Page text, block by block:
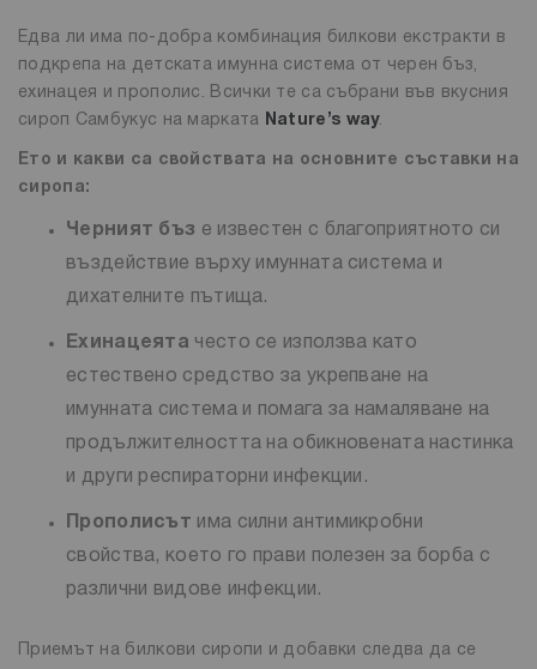
Едва ли има по-добра комбинация билкови екстракти в
подкрепа на детската имунна система от черен бъз,
ехинацея и прополис. Всички те са събрани във вкусния
сироп Самбукус на марката
Nature’s way.
Ето и какви са свойствата на основните съставки на
сиропа:
Черният бъз е известен с благоприятното си
въздействие върху имунната система и
дихателните пътища.
Ехинацеята често се използва като
естествено средство за укрепване на
имунната система и помага за намаляване на
продължителността на обикновената настинка
и други респираторни инфекции.
Прополисът има силни антимикробни
свойства, което го прави полезен за борба с
различни видове инфекции.
Приемът на билкови сиропи и добавки следва да се